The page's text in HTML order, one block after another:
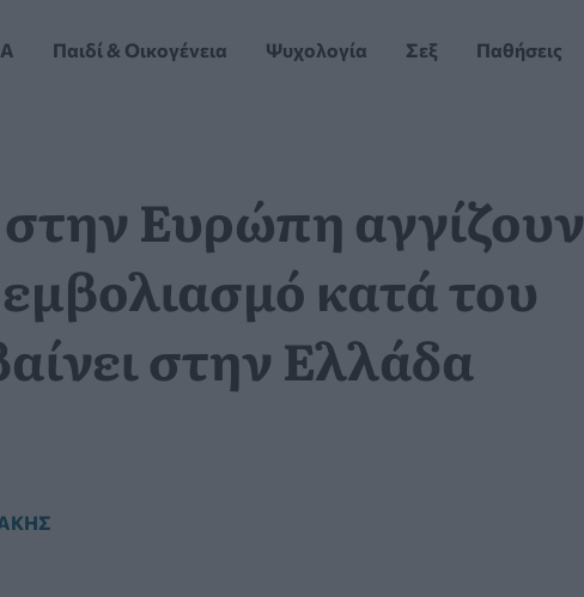
Παιδί & Οικογένεια Ψυχολογία Σεξ Παθήσεις
Ευρώπη αγγίζουν
κατά του
στην Ελλάδα